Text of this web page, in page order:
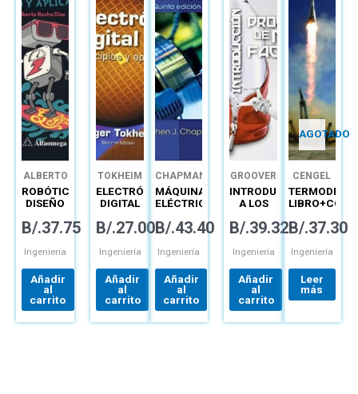
ALBERTO
ROCHA
DÍAZ
ROBÓTICA
DISEÑO
APLICACIÓN
B/.37.75
Ingeniería
Añadir
al
carrito
TOKHEIM
ELECTRÓNICA
DIGITAL
Y
B/.27.00
Ingeniería
Añadir
al
carrito
CHAPMAN
MÁQUINAS
ELÉCTRICAS
B/.43.40
Ingeniería
Añadir
al
carrito
GROOVER
INTRODUCCIÓN
A LOS
DE
B/.39.32
Ingeniería
Añadir
al
carrito
AGOTADO
CENGEL
B/.37.30
Ingeniería
Leer
más